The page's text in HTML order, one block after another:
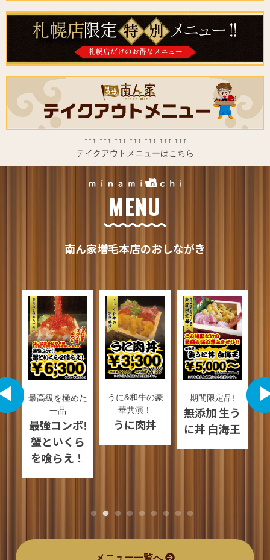
↑↑↑ ↑↑↑ ↑↑↑ ↑↑↑ ↑↑↑ ↑↑↑ ↑↑↑
テイクアウトメニューはこちら
MENU
南ん家増毛本店のおしながき
最高級を極めた
一品
最強コンボ!
蟹といくら
を喰らえ！
うに&和牛の豪
華共演！
うに肉丼
期間限定品!
無添加 生う
に丼 白海王
メニュー一覧へ